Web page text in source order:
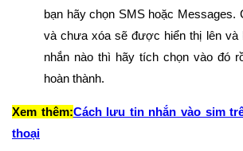
bạn hãy chọn SMS hoặc Messages.
và chưa xóa sẽ được hiển thị lên và
nhắn nào thì hãy tích chọn vào đó
hoàn thành.
Xem thêm:Cách lưu tin nhắn vào sim
thoại